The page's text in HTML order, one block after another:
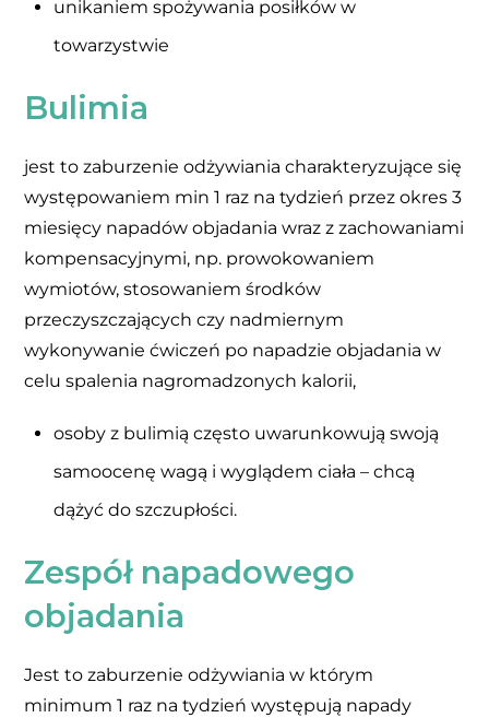
unikaniem spożywania posiłków w
towarzystwie
Bulimia
jest to zaburzenie odżywiania charakteryzujące się
występowaniem min 1 raz na tydzień przez okres 3
miesięcy napadów objadania wraz z zachowaniami
kompensacyjnymi, np. prowokowaniem
wymiotów, stosowaniem środków
przeczyszczających czy nadmiernym
wykonywanie ćwiczeń po napadzie objadania w
celu spalenia nagromadzonych kalorii,
osoby z bulimią często uwarunkowują swoją
samoocenę wagą i wyglądem ciała – chcą
dążyć do szczupłości.
Zespół napadowego
objadania
Jest to zaburzenie odżywiania w którym
minimum 1 raz na tydzień występują napady